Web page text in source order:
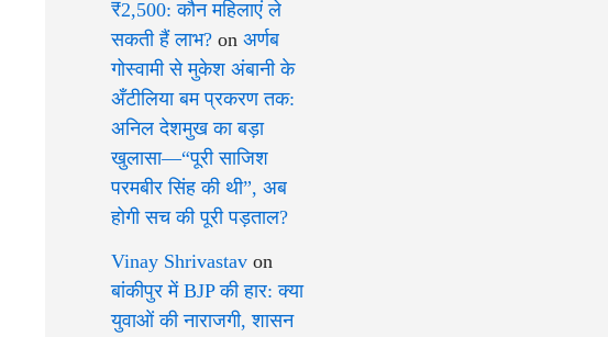
₹2,500: कौन महिलाएं ले
सकती हैं लाभ? on अर्णब
गोस्वामी से मुकेश अंबानी के
अँटीलिया बम प्रकरण तक:
अनिल देशमुख का बड़ा
खुलासा—“पूरी साजिश
परमबीर सिंह की थी”, अब
होगी सच की पूरी पड़ताल?
Vinay Shrivastav on
बांकीपुर में BJP की हार: क्या
युवाओं की नाराजगी, शासन